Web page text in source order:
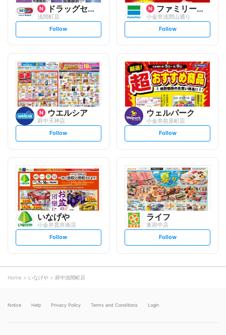
ドラッグセイムス
浅間町店
s
t
l
o
w
Follow
ファミリーマート
小金井浅間山通り
s
t
l
o
w
Follow
ウエルシア
府中天神店
s
t
o
w
Follow
ウェルパーク
小金井前原町店
s
t
l
o
w
Follow
いなげや
小金井貫井南店
s
t
o
w
Follow
ライフ
東府中店
s
t
Follow
Home いなげや 府中浅間町店
Notice Help Privacy Policy Terms and Conditions Login